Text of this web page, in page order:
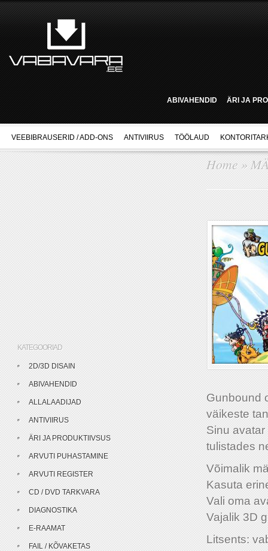
ABIVAHENDID ÄRI JA
VEEBIBRAUSERID / ADD-ONS ANTIVIIRUS TÖÖLAUD
Home »
Gunbound
väikeste
Sinu
tulistades
Võimalik
Kasuta
Vali oma
Vajalik 3D
Litsents:
KATEGOORIAD
2D/3D DISAIN
ABIVAHENDID
ALLALAADIJAD
ANTIVIIRUS
ÄRI JA PRODUKTIIVSUS
ARVUTI PUHASTAMINE
ARVUTI REGISTER
CD / DVD TARKVARA
DIAGNOSTIKA
E-RAAMAT
FAIL / KÕVAKETAS